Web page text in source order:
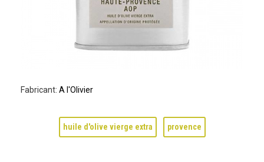
Fabricant: A l'Olivier
huile d'olive vierge extra provence